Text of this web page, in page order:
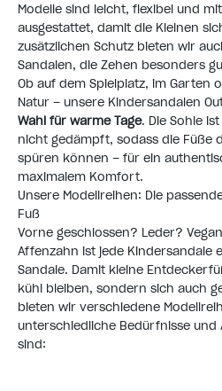
Modelle sind leicht, flexibel und
ausgestattet, damit die Kleinen
zusätzlichen Schutz bieten wir
Sandalen, die Zehen besonders
Ob auf dem Spielplatz, im Garten
Natur – unsere Kindersandalen
Wahl für warme Tage. Die Sohle
nicht gedämpft, sodass die Füße
spüren können – für ein
maximalem Komfort.
Unsere Modellreihen: Die
Fuß
Vorne geschlossen? Leder?
Affenzahn ist jede Kindersandale
Sandale. Damit kleine
kühl bleiben, sondern sich auch
bieten wir verschiedene
unterschiedliche Bedürfnisse und
sind: